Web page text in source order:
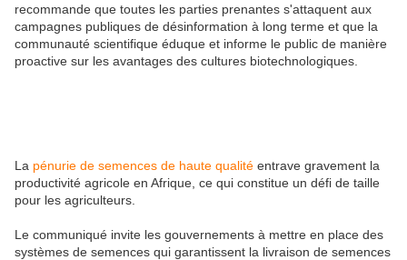
recommande que toutes les parties prenantes s'attaquent aux
campagnes publiques de désinformation à long terme et que la
communauté scientifique éduque et informe le public de manière
proactive sur les avantages des cultures biotechnologiques.
La pénurie de semences de haute qualité entrave gravement la
productivité agricole en Afrique, ce qui constitue un défi de taille
pour les agriculteurs.
Le communiqué invite les gouvernements à mettre en place des
systèmes de semences qui garantissent la livraison de semences